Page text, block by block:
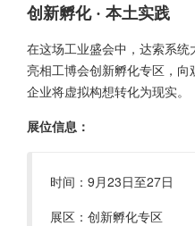
创新孵化 · 本土实践
在这场工业盛会中，达索系
亮相工博会创新孵化专区，
企业将虚拟构想转化为现实。
展位信息：
时间：9月23日至27日
展区：创新孵化专区